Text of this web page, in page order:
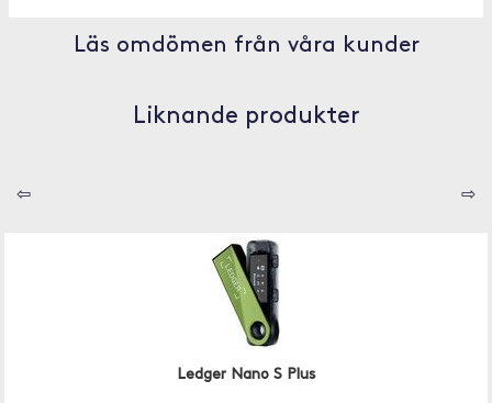
Läs omdömen från våra kunder
Liknande produkter
⇦ ⇨
Ledger Nano S Plus